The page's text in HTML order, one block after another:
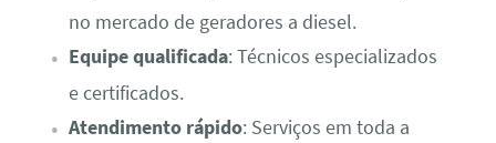
no mercado de geradores a diesel.
Equipe qualificada: Técnicos especializados
e certificados.
Atendimento rápido: Serviços em toda a